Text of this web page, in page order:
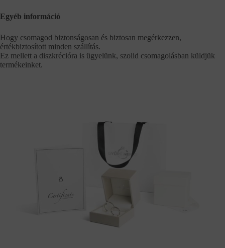
Egyéb információ
Hogy csomagod biztonságosan és biztosan megérkezzen,
értékbiztosított minden szállítás.
Ez mellett a diszkrécióra is ügyelünk, szolid csomagolásban küldjük
termékeinket.